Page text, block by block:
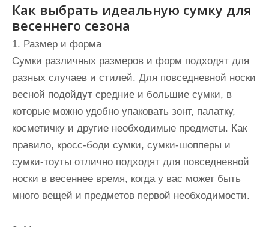
Как выбрать идеальную сумку для
весеннего сезона
1. Размер и форма
Сумки различных размеров и форм подходят для
разных случаев и стилей. Для повседневной носки
весной подойдут средние и большие сумки, в
которые можно удобно упаковать зонт, палатку,
косметичку и другие необходимые предметы. Как
правило, кросс-боди сумки, сумки-шопперы и
сумки-тоуты отлично подходят для повседневной
носки в весеннее время, когда у вас может быть
много вещей и предметов первой необходимости.